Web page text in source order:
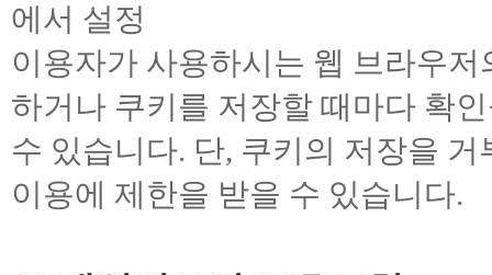
에서 설정
이용자가 사용하시는 웹 브라우
하거나 쿠키를 저장할 때마다 확
수 있습니다. 단, 쿠키의 저장을
이용에 제한을 받을 수 있습니다.